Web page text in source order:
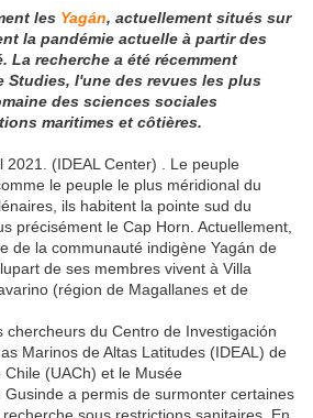
les Yagán, actuellement situés sur
la pandémie actuelle à partir des
La recherche a été récemment
Studies, l'une des revues les plus
des sciences sociales
maritimes et côtières.
2021. (IDEAL Center) . Le peuple
le peuple le plus méridional du
ils habitent la pointe sud du
précisément le Cap Horn. Actuellement,
de la communauté indigène Yagán de
de ses membres vivent à Villa
(région de Magallanes et de
chercheurs du Centro de Investigación
Marinos de Altas Latitudes (IDEAL) de
(UACh) et le Musée
a permis de surmonter certaines